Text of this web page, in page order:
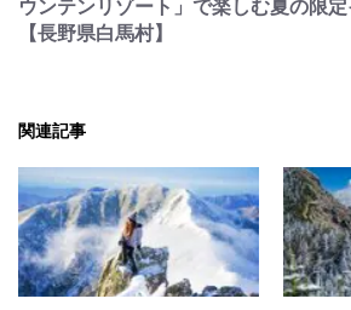
ウンテンリゾート」で楽しむ夏の限
【長野県白馬村】
関連記事